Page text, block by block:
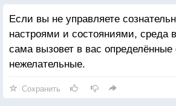
Если вы не управляете
настроями и состояниями, среда
сама вызовет в вас определённые
нежелательные.
Сохранить